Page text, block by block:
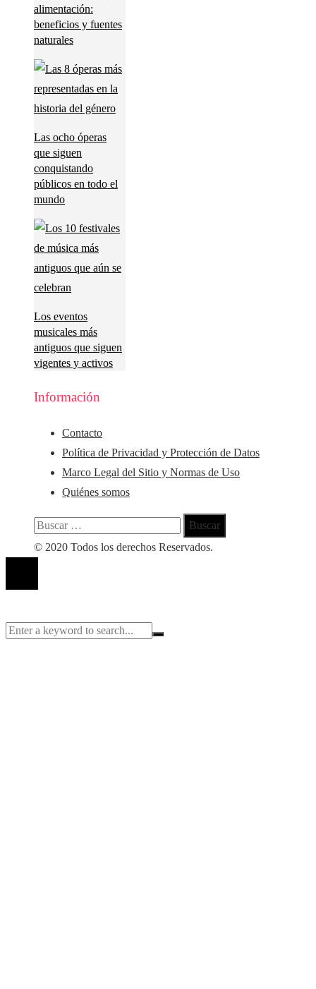
alimentación:
beneficios y fuentes
naturales
Las ocho óperas
que siguen
conquistando
públicos en todo el
mundo
Los eventos
musicales más
antiguos que siguen
vigentes y activos
Información
Contacto
Política de Privacidad y Protección de Datos
Marco Legal del Sitio y Normas de Uso
Quiénes somos
Buscar:
© 2020 Todos los derechos Reservados.